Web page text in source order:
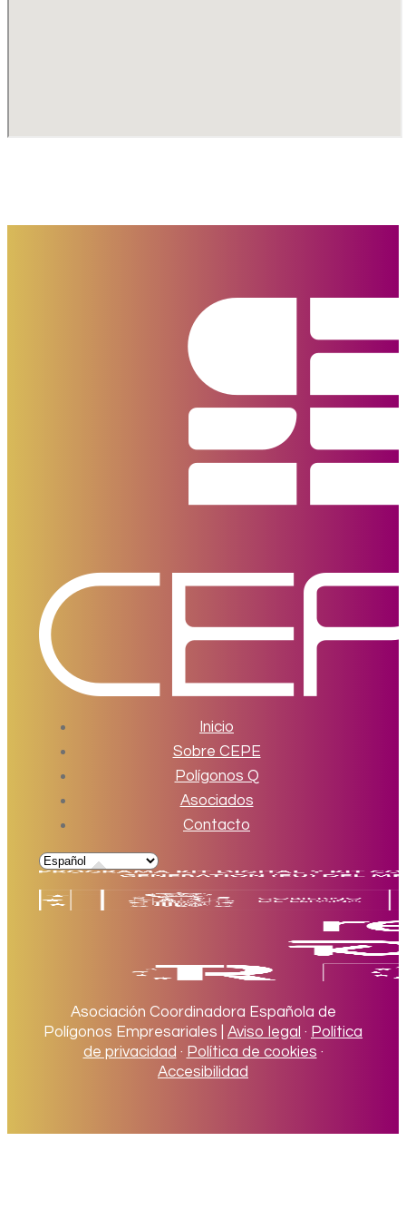
Inicio
Sobre CEPE
Polígonos Q
Asociados
Contacto
Asociación Coordinadora Española de
Polígonos Empresariales | Aviso legal · Política
de privacidad · Política de cookies ·
Accesibilidad